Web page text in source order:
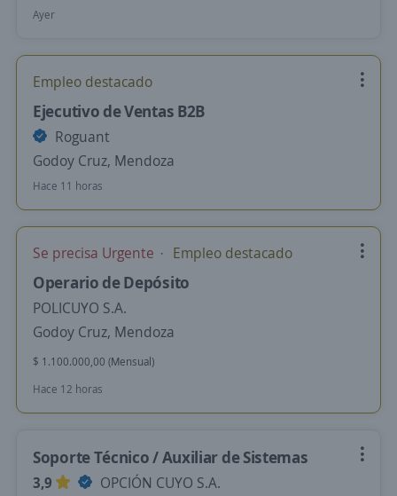
Ayer
Empleo destacado
Ejecutivo de Ventas B2B
Roguant
Godoy Cruz, Mendoza
Hace 11 horas
Se precisa Urgente Empleo destacado
Operario de Depósito
POLICUYO S.A.
Godoy Cruz, Mendoza
$ 1.100.000,00 (Mensual)
Hace 12 horas
Soporte Técnico / Auxiliar de Sistemas
3,9
OPCIÓN CUYO S.A.